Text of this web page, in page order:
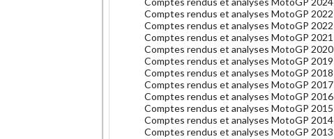
Comptes rendus et analyses MotoGP 2022
Comptes rendus et analyses MotoGP 2022
Comptes rendus et analyses MotoGP 2021
Comptes rendus et analyses MotoGP 2020
Comptes rendus et analyses MotoGP 2019
Comptes rendus et analyses MotoGP 2018
Comptes rendus et analyses MotoGP 2017
Comptes rendus et analyses MotoGP 2016
Comptes rendus et analyses MotoGP 2015
Comptes rendus et analyses MotoGP 2014
Comptes rendus et analyses MotoGP 2013